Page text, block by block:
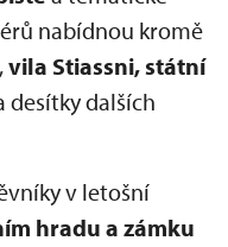
nabídnou kromě
,vila Stiassni, státní
desítky dalších
v letošní
hradu a zámku